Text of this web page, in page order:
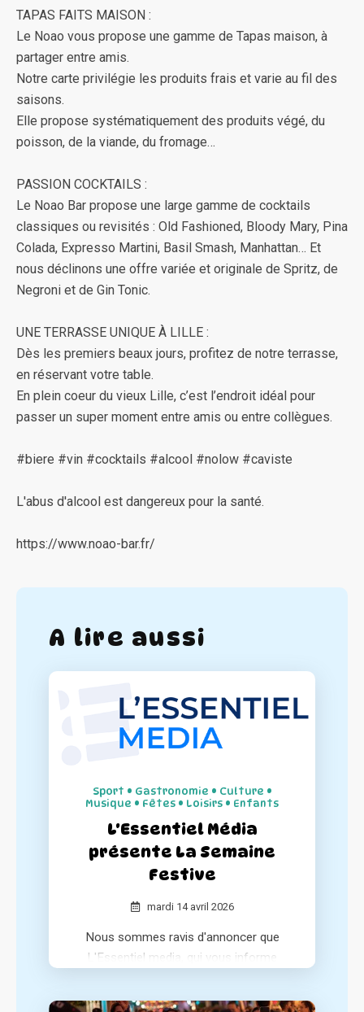
TAPAS FAITS MAISON :
Le Noao vous propose une gamme de Tapas maison, à
partager entre amis.
Notre carte privilégie les produits frais et varie au fil des
saisons.
Elle propose systématiquement des produits végé, du
poisson, de la viande, du fromage…
PASSION COCKTAILS :
Le Noao Bar propose une large gamme de cocktails
classiques ou revisités : Old Fashioned, Bloody Mary, Pina
Colada, Expresso Martini, Basil Smash, Manhattan… Et
nous déclinons une offre variée et originale de Spritz, de
Negroni et de Gin Tonic.
UNE TERRASSE UNIQUE À LILLE :
Dès les premiers beaux jours, profitez de notre terrasse,
en réservant votre table.
En plein coeur du vieux Lille, c’est l’endroit idéal pour
passer un super moment entre amis ou entre collègues.
#biere #vin #cocktails #alcool #nolow #caviste
L'abus d'alcool est dangereux pour la santé.
https://www.noao-bar.fr/
A lire aussi
Sport • Gastronomie • Culture •
Musique • Fêtes • Loisirs • Enfants
L'Essentiel Média
présente La Semaine
Festive
mardi 14 avril 2026
Nous sommes ravis d'annoncer que
L'Essentiel media, qui vous informe
positive de votre région, a consacré un